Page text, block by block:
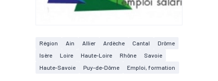
Région Ain Allier Ardèche Cantal
Drôme
Isère
Loire Haute-Loire Rhône
Savoie
Haute-Savoie
Puy-de-Dôme Emploi, formation